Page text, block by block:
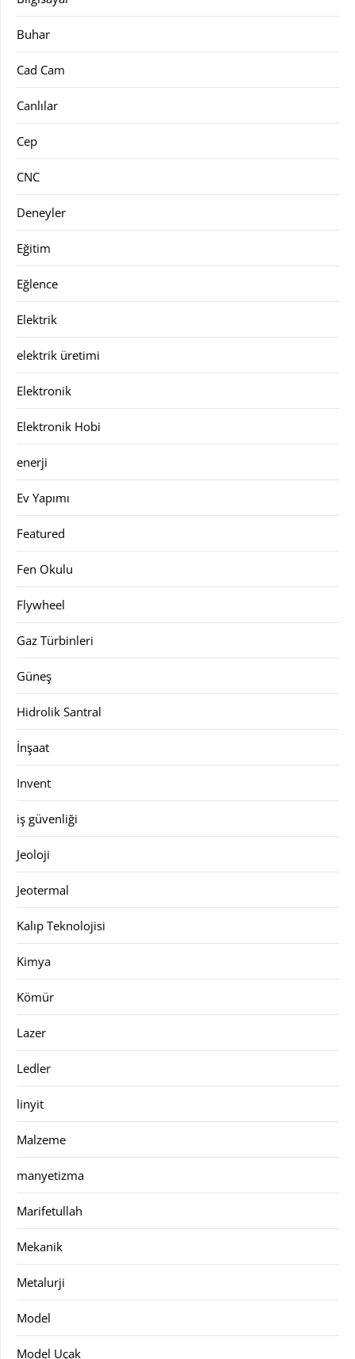
Buhar
Cad Cam
Canlılar
Cep
CNC
Deneyler
Eğitim
Eğlence
Elektrik
elektrik üretimi
Elektronik
Elektronik Hobi
enerji
Ev Yapımı
Featured
Fen Okulu
Flywheel
Gaz Türbinleri
Güneş
Hidrolik Santral
İnşaat
Invent
iş güvenliği
Jeoloji
Jeotermal
Kalıp Teknolojisi
Kimya
Kömür
Lazer
Ledler
linyit
Malzeme
manyetizma
Marifetullah
Mekanik
Metalurji
Model
Model Uçak